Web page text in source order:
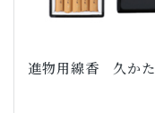
進物用線香 久かた